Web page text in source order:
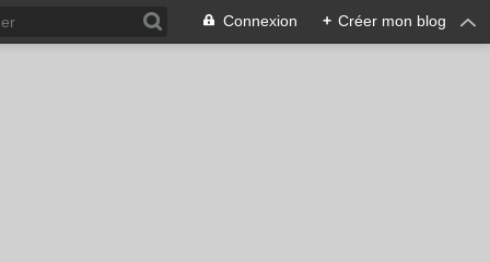
Connexion + Créer mon blog